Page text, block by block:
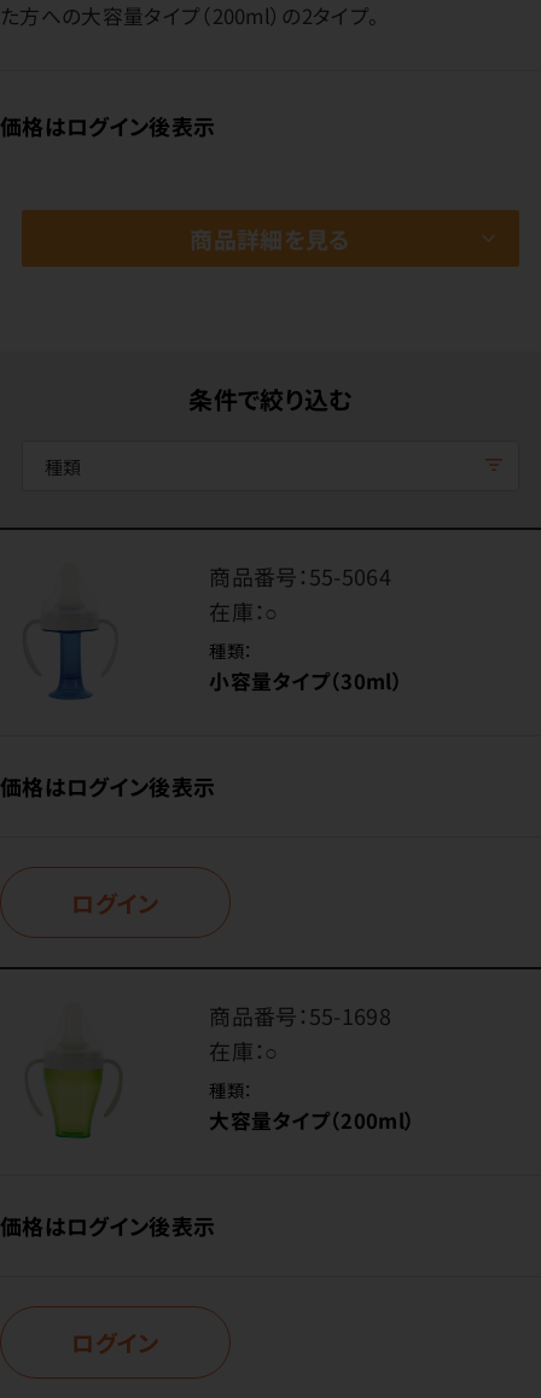
た方への大容量タイプ（200ml）の2タイプ。
価格はログイン後表示
商品詳細を見る
条件で絞り込む
種類
商品番号：55-5064
在庫：○
種類：
小容量タイプ（30ml）
価格はログイン後表示
ログイン
商品番号：55-1698
在庫：○
種類：
大容量タイプ（200ml）
価格はログイン後表示
ログイン